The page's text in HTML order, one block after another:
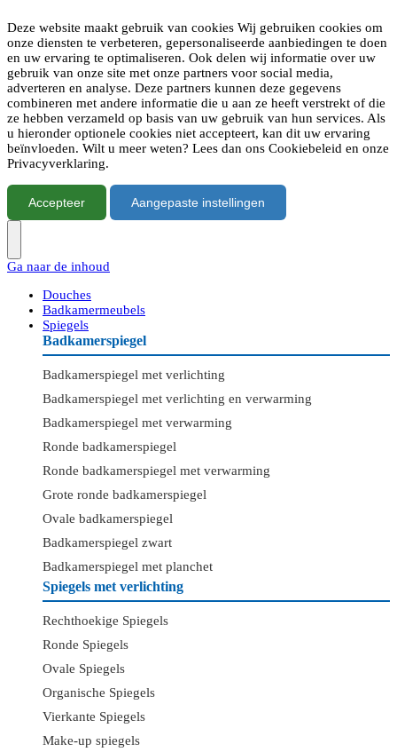
Deze website maakt gebruik van cookies Wij gebruiken cookies om
onze diensten te verbeteren, gepersonaliseerde aanbiedingen te doen
en uw ervaring te optimaliseren. Ook delen wij informatie over uw
gebruik van onze site met onze partners voor social media,
adverteren en analyse. Deze partners kunnen deze gegevens
combineren met andere informatie die u aan ze heeft verstrekt of die
ze hebben verzameld op basis van uw gebruik van hun services. Als
u hieronder optionele cookies niet accepteert, kan dit uw ervaring
beïnvloeden. Wilt u meer weten? Lees dan ons Cookiebeleid en onze
Privacyverklaring.
Accepteer Aangepaste instellingen
Ga naar de inhoud
Douches
Badkamermeubels
Spiegels
Badkamerspiegel
Badkamerspiegel met verlichting
Badkamerspiegel met verlichting en verwarming
Badkamerspiegel met verwarming
Ronde badkamerspiegel
Ronde badkamerspiegel met verwarming
Grote ronde badkamerspiegel
Ovale badkamerspiegel
Badkamerspiegel zwart
Badkamerspiegel met planchet
Spiegels met verlichting
Rechthoekige Spiegels
Ronde Spiegels
Ovale Spiegels
Organische Spiegels
Vierkante Spiegels
Make-up spiegels